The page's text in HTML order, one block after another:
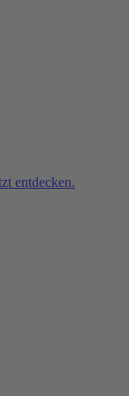
entdecken.